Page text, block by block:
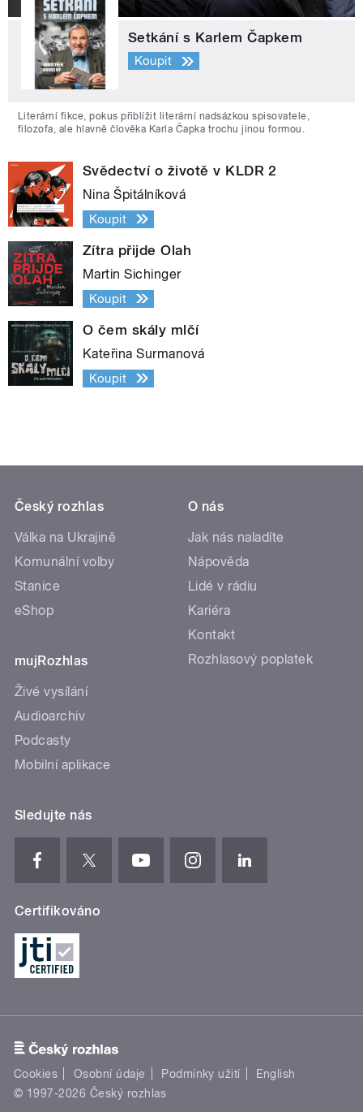
Setkání s Karlem Čapkem
Koupit
Literární fikce, pokus přiblížit literární nadsázkou spisovatele,
filozofa, ale hlavně člověka Karla Čapka trochu jinou formou.
Svědectví o životě v KLDR 2
Nina Špitálníková
Koupit
Zítra přijde Olah
Martin Sichinger
Koupit
O čem skály mlčí
Kateřina Surmanová
Koupit
Český rozhlas
Válka na Ukrajině
Komunální volby
Stanice
eShop
mujRozhlas
Živé vysílání
Audioarchiv
Podcasty
Mobilní aplikace
O nás
Jak nás naladíte
Nápověda
Lidé v rádiu
Kariéra
Kontakt
Rozhlasový poplatek
Sledujte nás
Certifikováno
Cookies Osobní údaje Podmínky užití
English
© 1997-2026 Český rozhlas